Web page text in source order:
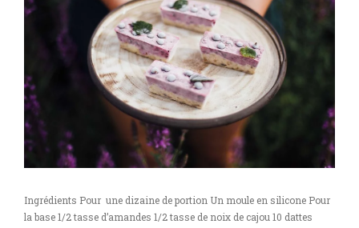
Ingrédients Pour une dizaine de portion Un moule en silicone Pour
la base 1/2 tasse d’amandes 1/2 tasse de noix de cajou 10 dattes